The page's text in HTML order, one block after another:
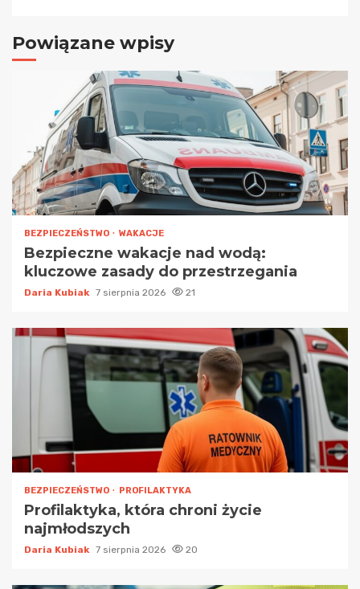
Powiązane wpisy
BEZPIECZEŃSTWO WAKACJE
Bezpieczne wakacje nad wodą:
kluczowe zasady do przestrzegania
Daria Kubiak 7 sierpnia 2026 21
BEZPIECZEŃSTWO PROFILAKTYKA
Profilaktyka, która chroni życie
najmłodszych
Daria Kubiak 7 sierpnia 2026 20